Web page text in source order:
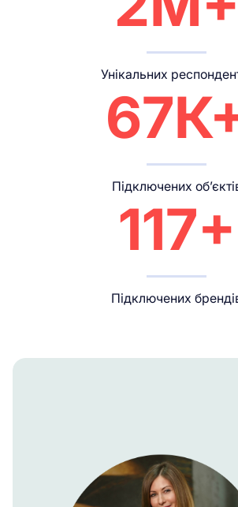
Унікальних
Підключених
117+
Підключених